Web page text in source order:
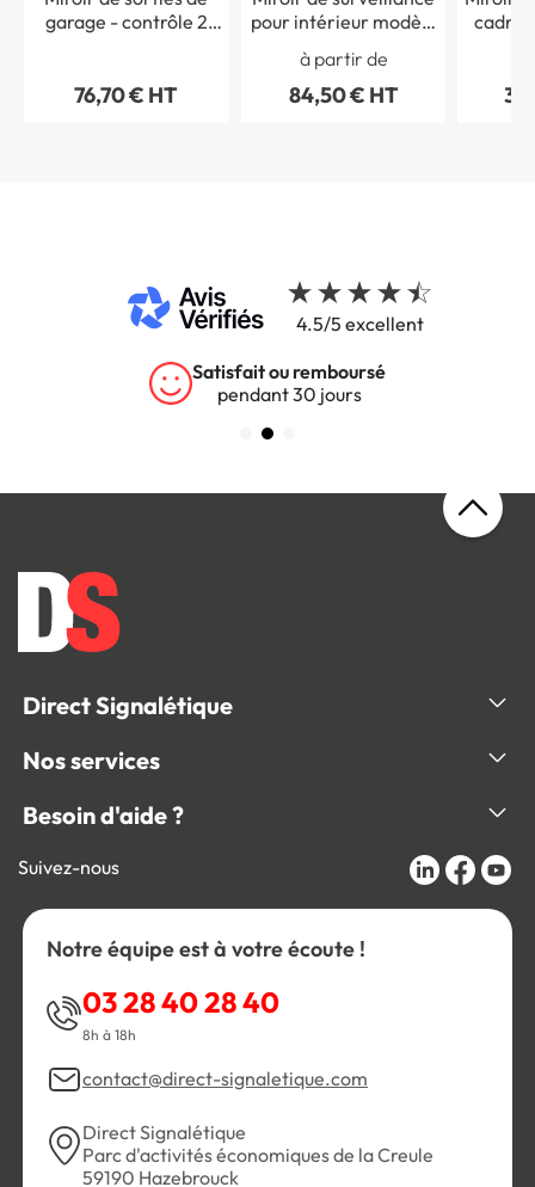
garage - contrôle 2
76,70 € HT
pour intérieur modèle
standard
à partir de
84,50 € HT
cadre
4.5/5 excellent
Satisfait ou remboursé
pendant 30 jours
Direct Signalétique
Nos services
Besoin d'aide ?
Suivez-nous
Notre équipe est à votre écoute !
03 28 40 28 40
8h à 18h
contact@direct-signaletique.com
Direct Signalétique
Parc d'activités économiques de la Creule
59190 Hazebrouck